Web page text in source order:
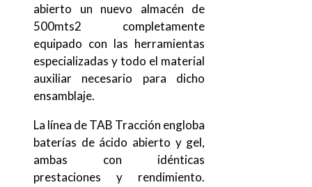
abierto un nuevo almacén de
500mts2 completamente
equipado con las herramientas
especializadas y todo el material
auxiliar necesario para dicho
ensamblaje.
La línea de TAB Tracción engloba
baterías de ácido abierto y gel,
ambas con idénticas
prestaciones y rendimiento.